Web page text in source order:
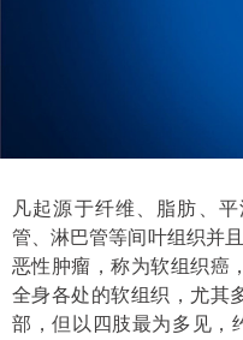
凡起源于纤维、脂肪、
管、淋巴管等间叶组织并
恶性肿瘤，称为软组织癌
全身各处的软组织，尤其
部，但以四肢最为多见，